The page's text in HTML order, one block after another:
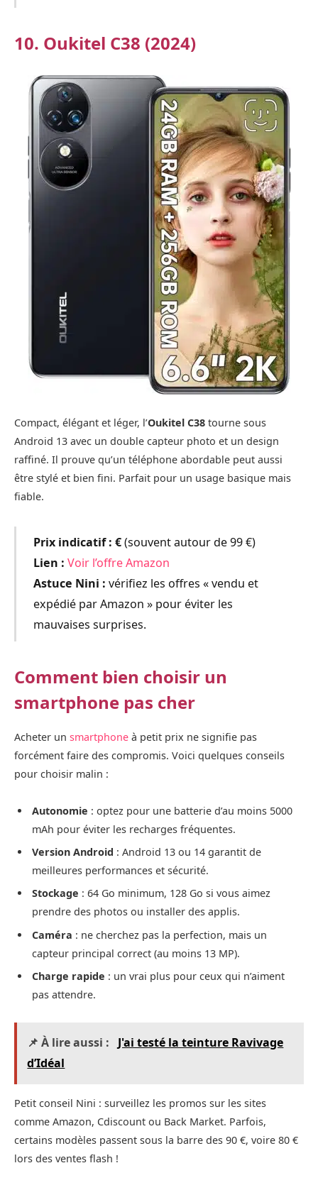
10. Oukitel C38 (2024)
Compact, élégant et léger, l’Oukitel C38 tourne sous
Android 13 avec un double capteur photo et un design
raffiné. Il prouve qu’un téléphone abordable peut aussi
être stylé et bien fini. Parfait pour un usage basique mais
fiable.
Prix indicatif : €(souvent autour de 99 €)
Lien : Voir l’offre Amazon
Astuce Nini : vérifiez les offres « vendu et
expédié par Amazon » pour éviter les
mauvaises surprises.
Comment bien choisir un
smartphone pas cher
Acheter un smartphone à petit prix ne signifie pas
forcément faire des compromis. Voici quelques conseils
pour choisir malin :
Autonomie : optez pour une batterie d’au moins 5000
mAh pour éviter les recharges fréquentes.
Version Android : Android 13 ou 14 garantit de
meilleures performances et sécurité.
Stockage : 64 Go minimum, 128 Go si vous aimez
prendre des photos ou installer des applis.
Caméra : ne cherchez pas la perfection, mais un
capteur principal correct (au moins 13 MP).
Charge rapide : un vrai plus pour ceux qui n’aiment
pas attendre.
📌 À lire aussi :
J'ai testé la teinture Ravivage
d’Idéal
Petit conseil Nini : surveillez les promos sur les sites
comme Amazon, Cdiscount ou Back Market. Parfois,
certains modèles passent sous la barre des 90 €, voire 80 €
lors des ventes flash !